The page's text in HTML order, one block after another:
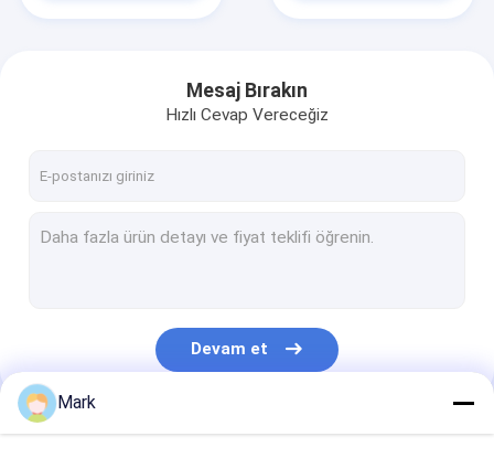
Mesaj Bırakın
Hızlı Cevap Vereceğiz
Devam et
Kategorilerimiz
Mark